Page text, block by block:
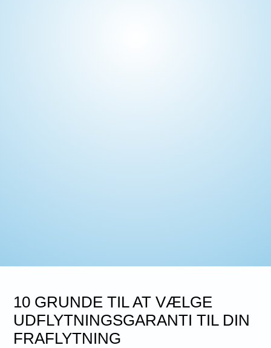
10 GRUNDE TIL AT VÆLGE
UDFLYTNINGSGARANTI TIL DIN
FRAFLYTNING